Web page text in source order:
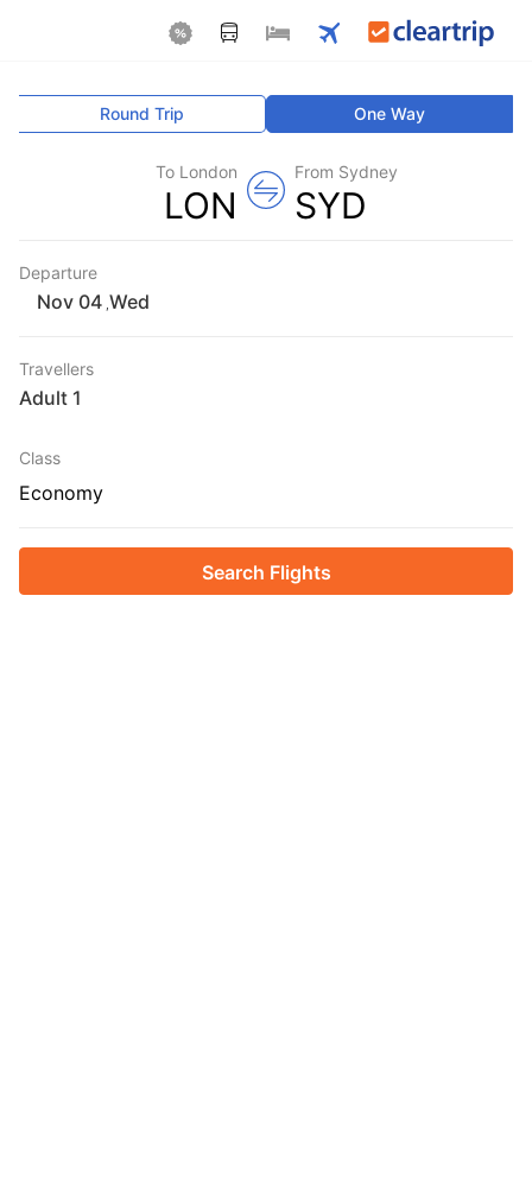
One Way
Round Trip
From Sydney
SYD
To London
LON
Departure
Wed
Travellers
1 Adult
Class
Economy